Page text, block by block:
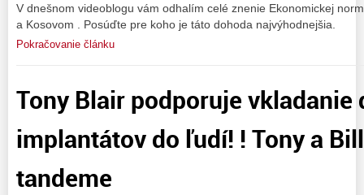
V dnešnom videoblogu vám odhalím celé znenie Ekonomickej
a Kosovom . Posúďte pre koho je táto dohoda najvýhodnejšia.
Pokračovanie článku
Tony Blair podporuje
implantátov do ľudí! ! Tony a
tandeme